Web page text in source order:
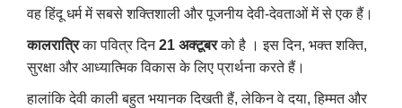
वह हिंदू धर्म में सबसे शक्तिशाली और पूजनीय देवी-देवताओं में से एक हैं।
कालरात्रिका पवित्र दिन21 अक्टूबरको है । इस दिन, भक्त शक्ति,
सुरक्षा और आध्यात्मिक विकास के लिए प्रार्थना करते हैं।
हालांकि देवी काली बहुत भयानक दिखती हैं, लेकिन वे दया, हिम्मत और